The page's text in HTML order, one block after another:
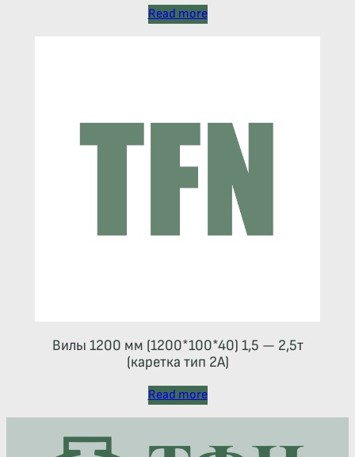
Read more
Вилы 1200 мм (1200*100*40) 1,5 — 2,5т
(каретка тип 2A)
Read more